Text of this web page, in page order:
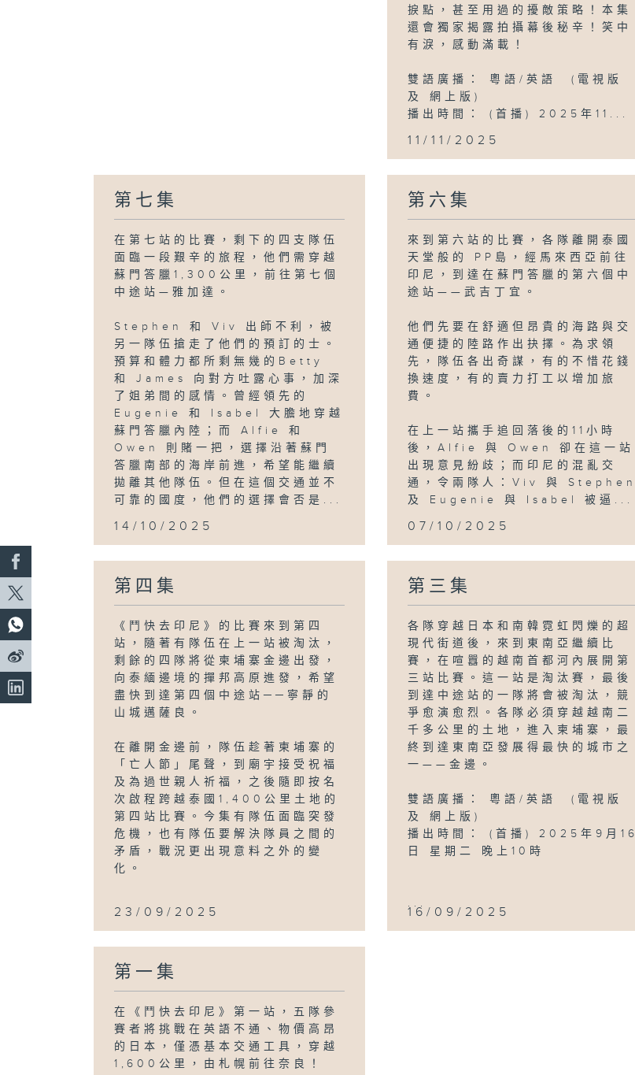
捩點，甚至用過的擾敵策略！本集
還會獨家揭露拍攝幕後秘辛！笑中
有淚，感動滿載！
雙語廣播： 粵語/英語 (電視版
及 網上版)
播出時間： (首播) 2025年11...
11/11/2025
第七集
在第七站的比賽，剩下的四支隊伍
面臨一段艱辛的旅程，他們需穿越
蘇門答臘1,300公里，前往第七個
中途站—雅加達。
Stephen 和 Viv 出師不利，被
另一隊伍搶走了他們的預訂的士。
預算和體力都所剩無幾的Betty
和 James 向對方吐露心事，加深
了姐弟間的感情。曾經領先的
Eugenie 和 Isabel 大膽地穿越
蘇門答臘內陸；而 Alfie 和
Owen 則賭一把，選擇沿著蘇門
答臘南部的海岸前進，希望能繼續
拋離其他隊伍。但在這個交通並不
可靠的國度，他們的選擇會否是...
14/10/2025
第六集
來到第六站的比賽，各隊離開泰國
天堂般的 PP島，經馬來西亞前往
印尼，到達在蘇門答臘的第六個中
途站——武吉丁宜。
他們先要在舒適但昂貴的海路與交
通便捷的陸路作出抉擇。為求領
先，隊伍各出奇謀，有的不惜花錢
換速度，有的賣力打工以增加旅
費。
在上一站攜手追回落後的11小時
後，Alfie 與 Owen 卻在這一站
出現意見紛歧；而印尼的混亂交
通，令兩隊人：Viv 與 Stephen
及 Eugenie 與 Isabel 被逼...
07/10/2025
第四集
《鬥快去印尼》的比賽來到第四
站，隨著有隊伍在上一站被淘汰，
剩餘的四隊將從柬埔寨金邊出發，
向泰緬邊境的撣邦高原進發，希望
盡快到達第四個中途站──寧靜的
山城邁薩良。
在離開金邊前，隊伍趁著柬埔寨的
「亡人節」尾聲，到廟宇接受祝福
及為過世親人祈福，之後隨即按名
次啟程跨越泰國1,400公里土地的
第四站比賽。今集有隊伍面臨突發
危機，也有隊伍要解決隊員之間的
矛盾，戰況更出現意料之外的變
化。
23/09/2025
第三集
各隊穿越日本和南韓霓虹閃爍的超
現代街道後，來到東南亞繼續比
賽，在喧囂的越南首都河內展開第
三站比賽。這一站是淘汰賽，最後
到達中途站的一隊將會被淘汰，競
爭愈演愈烈。各隊必須穿越越南二
千多公里的土地，進入柬埔寨，最
終到達東南亞發展得最快的城市之
一——金邊。
雙語廣播： 粵語/英語 (電視版
及 網上版)
播出時間： (首播) 2025年9月16
日 星期二 晚上10時
...
16/09/2025
第一集
在《鬥快去印尼》第一站，五隊參
賽者將挑戰在英語不通、物價高昂
的日本，僅憑基本交通工具，穿越
1,600公里，由札幌前往奈良！